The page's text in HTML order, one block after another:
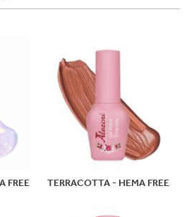
FREE TERRACOΤTA - HEMA FREE